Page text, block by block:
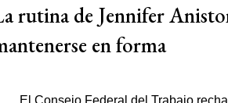
rutina de Jennifer
en forma